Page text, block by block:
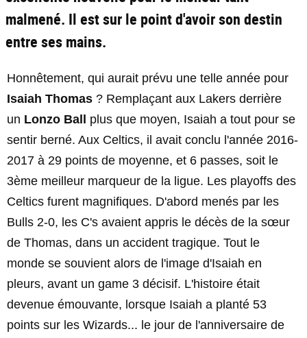
malmené. Il est sur le point d'avoir son destin
entre ses mains.
Honnêtement, qui aurait prévu une telle année pour
Isaiah Thomas ? Remplaçant aux Lakers derrière
un Lonzo Ball
plus que moyen, Isaiah a tout pour se
sentir berné. Aux Celtics, il avait conclu l'année 2016-
2017 à 29 points de moyenne, et 6 passes, soit le
3ème meilleur marqueur de la ligue. Les playoffs des
Celtics furent magnifiques. D'abord menés par les
Bulls 2-0, les C's avaient appris le décès de la sœur
de Thomas, dans un accident tragique. Tout le
monde se souvient alors de l'image d'Isaiah en
pleurs, avant un game 3 décisif. L'histoire était
devenue émouvante, lorsque Isaiah a planté 53
points sur les Wizards... le jour de l'anniversaire de